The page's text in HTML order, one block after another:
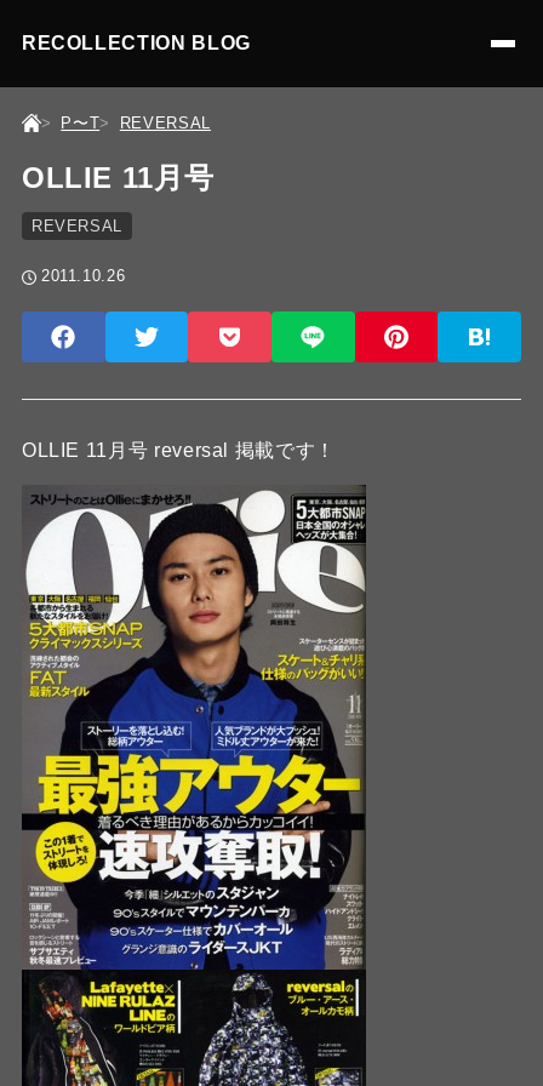
RECOLLECTION BLOG
P〜T REVERSAL
OLLIE 11月号
REVERSAL
2011.10.26
OLLIE 11月号 reversal 掲載です！